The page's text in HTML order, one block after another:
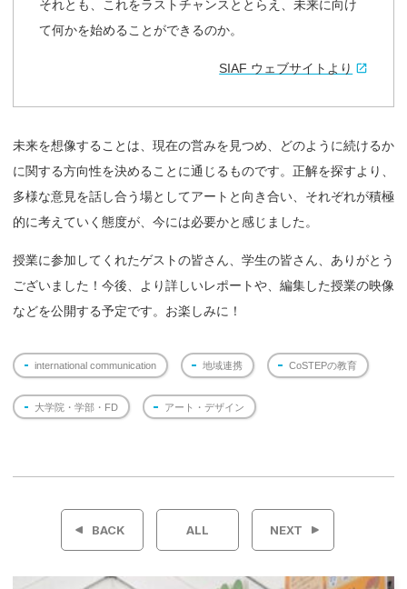
それとも、これをラストチャンスととらえ、未来に向け
て何かを始めることができるのか。
SIAF ウェブサイトより
未来を想像することは、現在の営みを見つめ、どのように続けるか
に関する方向性を決めることに通じるものです。正解を探すより、
多様な意見を話し合う場としてアートと向き合い、それぞれが積極
的に考えていく態度が、今には必要かと感じました。
授業に参加してくれたゲストの皆さん、学生の皆さん、ありがとう
ございました！今後、より詳しいレポートや、編集した授業の映像
などを公開する予定です。お楽しみに！
international communication 地域連携 CoSTEPの教育
大学院・学部・FD アート・デザイン
投
BACK ALL NEXT